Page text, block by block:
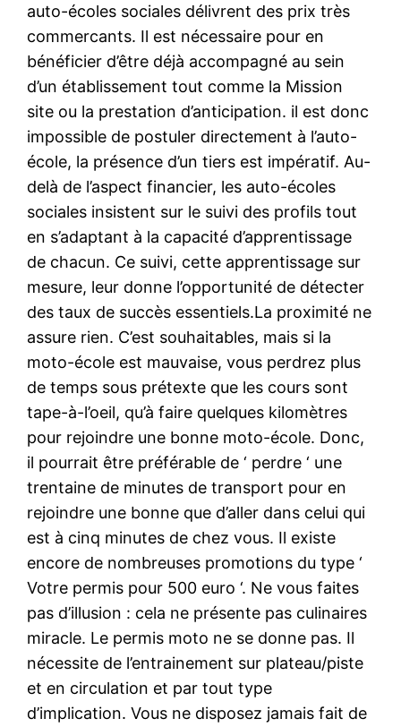
auto-écoles sociales délivrent des prix très
commercants. Il est nécessaire pour en
bénéficier d’être déjà accompagné au sein
d’un établissement tout comme la Mission
site ou la prestation d’anticipation. il est donc
impossible de postuler directement à l’auto-
école, la présence d’un tiers est impératif. Au-
delà de l’aspect financier, les auto-écoles
sociales insistent sur le suivi des profils tout
en s’adaptant à la capacité d’apprentissage
de chacun. Ce suivi, cette apprentissage sur
mesure, leur donne l’opportunité de détecter
des taux de succès essentiels.La proximité ne
assure rien. C’est souhaitables, mais si la
moto-école est mauvaise, vous perdrez plus
de temps sous prétexte que les cours sont
tape-à-l’oeil, qu’à faire quelques kilomètres
pour rejoindre une bonne moto-école. Donc,
il pourrait être préférable de ‘ perdre ‘ une
trentaine de minutes de transport pour en
rejoindre une bonne que d’aller dans celui qui
est à cinq minutes de chez vous. Il existe
encore de nombreuses promotions du type ‘
Votre permis pour 500 euro ‘. Ne vous faites
pas d’illusion : cela ne présente pas culinaires
miracle. Le permis moto ne se donne pas. Il
nécessite de l’entrainement sur plateau/piste
et en circulation et par tout type
d’implication. Vous ne disposez jamais fait de